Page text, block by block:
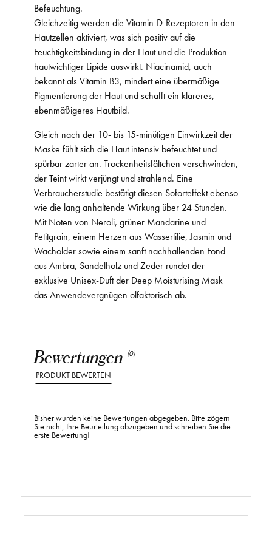
Bewertungen (0)
PRODUKT BEWERTEN
Bisher wurden keine Bewertungen abgegeben. Bitte zögern
Sie nicht, Ihre Beurteilung abzugeben und schreiben Sie die
erste Bewertung!
Befeuchtung.
Gleichzeitig werden die Vitamin-D-Rezeptoren in den
Hautzellen aktiviert, was sich positiv auf die
Feuchtigkeitsbindung in der Haut und die Produktion
hautwichtiger Lipide auswirkt. Niacinamid, auch
bekannt als Vitamin B3, mindert eine übermäßige
Pigmentierung der Haut und schafft ein klareres,
ebenmäßigeres Hautbild.
Gleich nach der 10- bis 15-minütigen Einwirkzeit der
Maske fühlt sich die Haut intensiv befeuchtet und
spürbar zarter an. Trockenheitsfältchen verschwinden,
der Teint wirkt verjüngt und strahlend. Eine
Verbraucherstudie bestätigt diesen Soforteffekt ebenso
wie die lang anhaltende Wirkung über 24 Stunden.
Mit Noten von Neroli, grüner Mandarine und
Petitgrain, einem Herzen aus Wasserlilie, Jasmin und
Wacholder sowie einem sanft nachhallenden Fond
aus Ambra, Sandelholz und Zeder rundet der
exklusive Unisex-Duft der Deep Moisturising Mask
das Anwendevergnügen olfaktorisch ab.